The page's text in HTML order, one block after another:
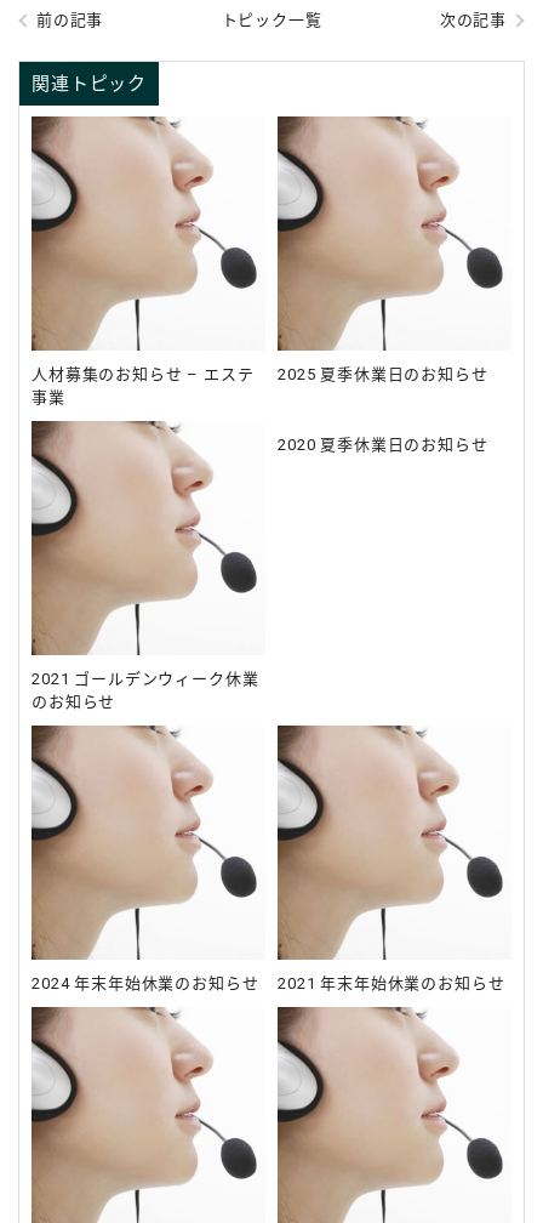
前の記事 トピック一覧 次の記事
関連トピック
人材募集のお知らせ – エステ
事業
2025 夏季休業日のお知らせ
2021 ゴールデンウィーク休業
のお知らせ
2020 夏季休業日のお知らせ
2024 年末年始休業のお知らせ 2021 年末年始休業のお知らせ